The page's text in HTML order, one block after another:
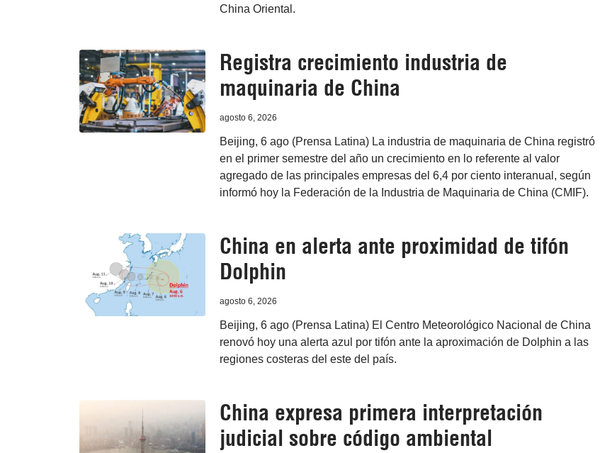
China Oriental.
Registra crecimiento industria de
maquinaria de China
agosto 6, 2026
Beijing, 6 ago (Prensa Latina) La industria de maquinaria de China registró
en el primer semestre del año un crecimiento en lo referente al valor
agregado de las principales empresas del 6,4 por ciento interanual, según
informó hoy la Federación de la Industria de Maquinaria de China (CMIF).
China en alerta ante proximidad de tifón
Dolphin
agosto 6, 2026
Beijing, 6 ago (Prensa Latina) El Centro Meteorológico Nacional de China
renovó hoy una alerta azul por tifón ante la aproximación de Dolphin a las
regiones costeras del este del país.
China expresa primera interpretación
judicial sobre código ambiental